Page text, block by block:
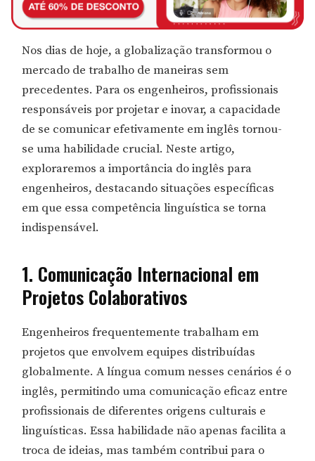
Nos dias de hoje, a globalização transformou o
mercado de trabalho de maneiras sem
precedentes. Para os engenheiros, profissionais
responsáveis por projetar e inovar, a capacidade
de se comunicar efetivamente em inglês tornou-
se uma habilidade crucial. Neste artigo,
exploraremos a importância do inglês para
engenheiros, destacando situações específicas
em que essa competência linguística se torna
indispensável.
1. Comunicação Internacional em
Projetos Colaborativos
Engenheiros frequentemente trabalham em
projetos que envolvem equipes distribuídas
globalmente. A língua comum nesses cenários é o
inglês, permitindo uma comunicação eficaz entre
profissionais de diferentes origens culturais e
linguísticas. Essa habilidade não apenas facilita a
troca de ideias, mas também contribui para o